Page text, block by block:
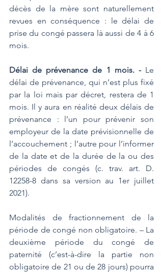
décès de la mère sont naturellement
revues en conséquence : le délai de
prise du congé passera là aussi de 4 à 6
mois.
Délai de prévenance de 1 mois. - Le
délai de prévenance, qui n’est plus fixé
par la loi mais par décret, restera de 1
mois. Il y aura en réalité deux délais de
prévenance : l’un pour prévenir son
employeur de la date prévisionnelle de
l’accouchement ; l’autre pour l’informer
de la date et de la durée de la ou des
périodes de congés (c. trav. art. D.
12258-8 dans sa version au 1er juillet
2021).
Modalités de fractionnement de la
période de congé non obligatoire. – La
deuxième période du congé de
paternité (c’est-à-dire la partie non
obligatoire de 21 ou de 28 jours) pourra